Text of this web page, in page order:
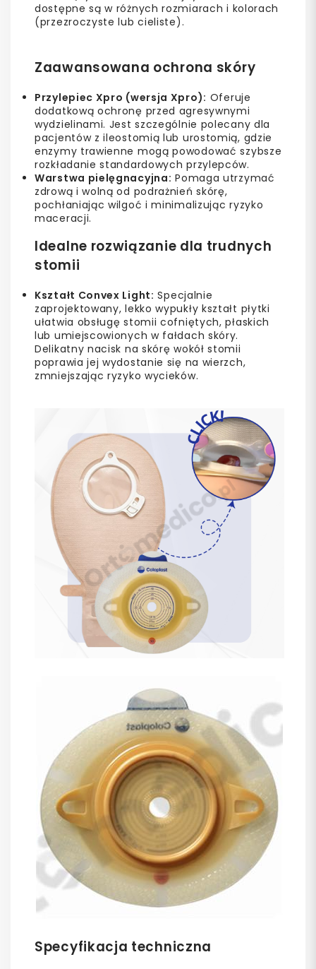
dostępne są w różnych rozmiarach i kolorach
(przezroczyste lub cieliste).
Zaawansowana ochrona skóry
Przylepiec Xpro (wersja Xpro): Oferuje
dodatkową ochronę przed agresywnymi
wydzielinami. Jest szczególnie polecany dla
pacjentów z ileostomią lub urostomią, gdzie
enzymy trawienne mogą powodować szybsze
rozkładanie standardowych przylepców.
Warstwa pielęgnacyjna: Pomaga utrzymać
zdrową i wolną od podrażnień skórę,
pochłaniając wilgoć i minimalizując ryzyko
maceracji.
Idealne rozwiązanie dla trudnych
stomii
Kształt Convex Light: Specjalnie
zaprojektowany, lekko wypukły kształt płytki
ułatwia obsługę stomii cofniętych, płaskich
lub umiejscowionych w fałdach skóry.
Delikatny nacisk na skórę wokół stomii
poprawia jej wydostanie się na wierzch,
zmniejszając ryzyko wycieków.
Specyfikacja techniczna